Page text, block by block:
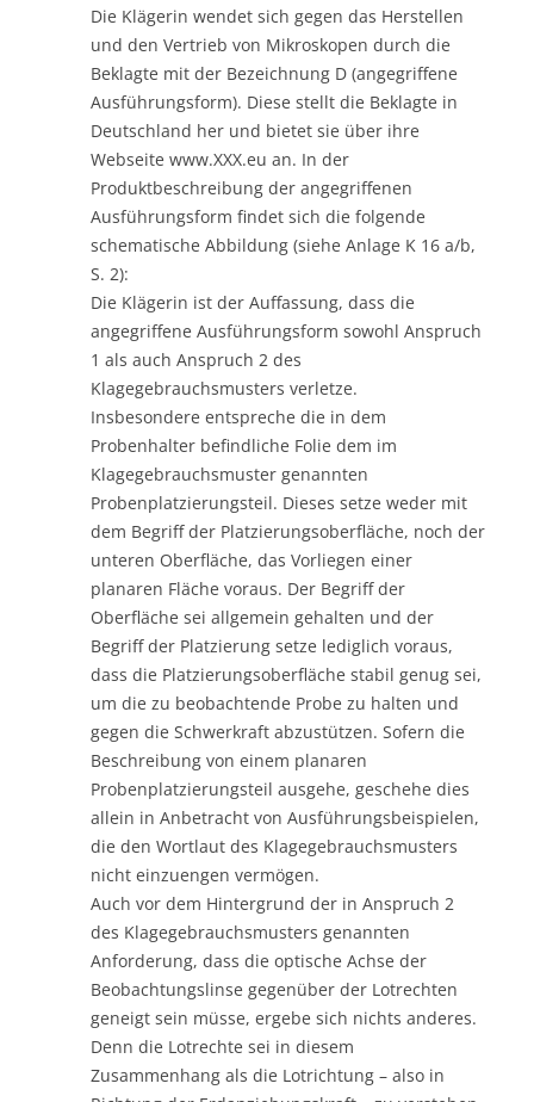
Die Klägerin wendet sich gegen das Herstellen
und den Vertrieb von Mikroskopen durch die
Beklagte mit der Bezeichnung D (angegriffene
Ausführungsform). Diese stellt die Beklagte in
Deutschland her und bietet sie über ihre
Webseite www.XXX.eu an. In der
Produktbeschreibung der angegriffenen
Ausführungsform findet sich die folgende
schematische Abbildung (siehe Anlage K 16 a/b,
S. 2):
Die Klägerin ist der Auffassung, dass die
angegriffene Ausführungsform sowohl Anspruch
1 als auch Anspruch 2 des
Klagegebrauchsmusters verletze.
Insbesondere entspreche die in dem
Probenhalter befindliche Folie dem im
Klagegebrauchsmuster genannten
Probenplatzierungsteil. Dieses setze weder mit
dem Begriff der Platzierungsoberfläche, noch der
unteren Oberfläche, das Vorliegen einer
planaren Fläche voraus. Der Begriff der
Oberfläche sei allgemein gehalten und der
Begriff der Platzierung setze lediglich voraus,
dass die Platzierungsoberfläche stabil genug sei,
um die zu beobachtende Probe zu halten und
gegen die Schwerkraft abzustützen. Sofern die
Beschreibung von einem planaren
Probenplatzierungsteil ausgehe, geschehe dies
allein in Anbetracht von Ausführungsbeispielen,
die den Wortlaut des Klagegebrauchsmusters
nicht einzuengen vermögen.
Auch vor dem Hintergrund der in Anspruch 2
des Klagegebrauchsmusters genannten
Anforderung, dass die optische Achse der
Beobachtungslinse gegenüber der Lotrechten
geneigt sein müsse, ergebe sich nichts anderes.
Denn die Lotrechte sei in diesem
Zusammenhang als die Lotrichtung – also in